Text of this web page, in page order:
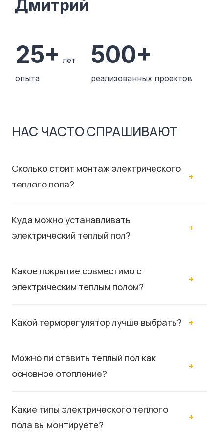
Дмитрий
25+ лет
опыта
500+
реализованных проектов
НАС ЧАСТО СПРАШИВАЮТ
Сколько стоит монтаж электрического
теплого пола?
Куда можно устанавливать
электрический теплый пол?
Какое покрытие совместимо с
электрическим теплым полом?
Какой терморегулятор лучше выбрать?
Можно ли ставить теплый пол как
основное отопление?
Какие типы электрического теплого
пола вы монтируете?